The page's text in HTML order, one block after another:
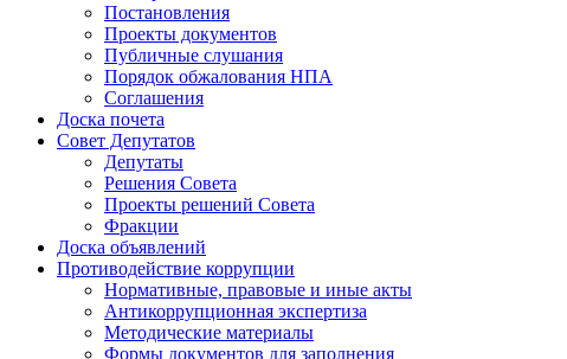
Постановления
Проекты документов
Публичные слушания
Порядок обжалования НПА
Соглашения
Доска почета
Совет Депутатов
Депутаты
Решения Совета
Проекты решений Совета
Фракции
Доска объявлений
Противодействие коррупции
Нормативные, правовые и иные акты
Антикоррупционная экспертиза
Методические материалы
Формы документов для заполнения